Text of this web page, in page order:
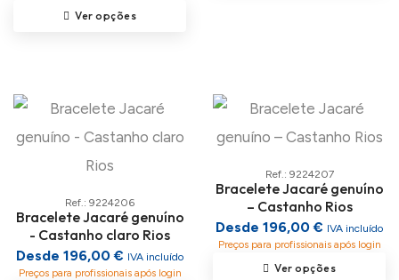
Ver opções
Ref.: 9224206
Bracelete Jacaré genuíno
- Castanho claro Rios
Desde 196,00 € IVA incluído
Preços para profissionais após login
Ref.: 9224207
Bracelete Jacaré genuíno
– Castanho Rios
Desde 196,00 € IVA incluído
Preços para profissionais após login
Ver opções